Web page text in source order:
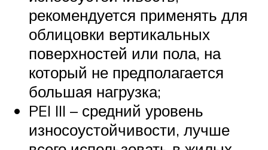
рекомендуется применять для
облицовки вертикальных
поверхностей или пола, на
который не предполагается
большая нагрузка;
PEI III – средний уровень
износоустойчивости, лучше